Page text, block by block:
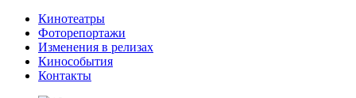
Кинотеатры
Фоторепортажи
Изменения в релизах
Кинособытия
Контакты